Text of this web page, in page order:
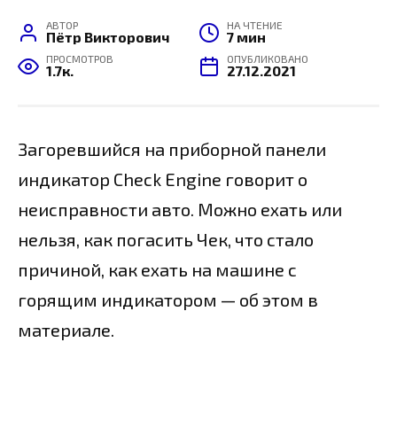
АВТОР
Пётр Викторович
НА ЧТЕНИЕ
7 мин
ПРОСМОТРОВ
1.7к.
ОПУБЛИКОВАНО
27.12.2021
Загоревшийся на приборной панели
индикатор Check Engine говорит о
неисправности авто. Можно ехать или
нельзя, как погасить Чек, что стало
причиной, как ехать на машине с
горящим индикатором — об этом в
материале.